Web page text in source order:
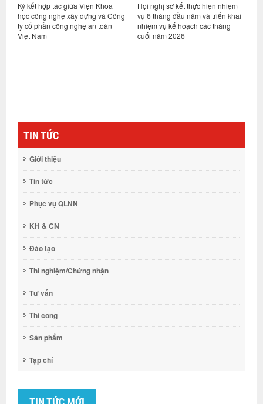
Hội nghị sơ kết thực hiện nhiệm
vụ 6 tháng đầu năm và triển khai
nhiệm vụ kế hoạch các tháng
cuối năm 2026
Viện Khoa học công nghệ xây
dựng và Tập đoàn Trần Đức ký kết
hợp tác nghiên cứu, phát triển
nền tảng tiêu chuẩn cho xây dựng
TIN TỨC
Giới thiệu
Tin tức
Phục vụ QLNN
KH & CN
Đào tạo
Thí nghiệm/Chứng nhận
Tư vấn
Thi công
Sản phẩm
Tạp chí